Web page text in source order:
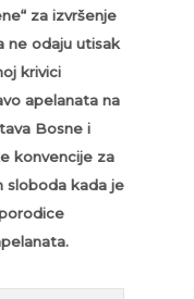
za izvršenje
ne odaju utisak
krivici
apelanata na
Bosne i
konvencije za
sloboda kada je